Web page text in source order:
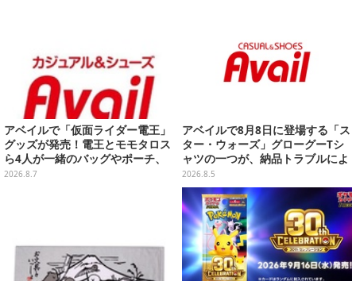
アベイルで「仮面ライダー電王」
グッズが発売！電王とモモタロス
ら4人が一緒のバッグやポーチ、
収納ボックスも
2026.8.7
アベイルで8月8日に登場する「ス
ター・ウォーズ」グローグーTシ
ャツの一つが、納品トラブルによ
り販売日変更へ
2026.8.5